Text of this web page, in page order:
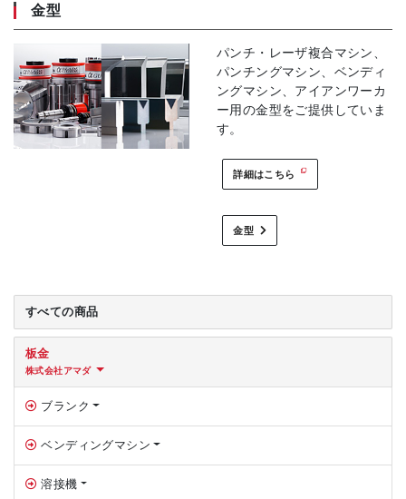
すべての商品
板金
株式会社アマダ
ブランク
ベンディングマシン
溶接機
金型
パンチ・レーザ複合マシン、
パンチングマシン、ベンディ
ングマシン、アイアンワーカ
ー用の金型をご提供していま
す。
詳細はこちら
金型